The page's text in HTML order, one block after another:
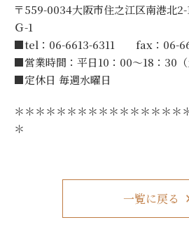
〒559-0034大阪市住之江区南港北
Ｇ-1
■tel：06-6613-6311 fax：06-
■営業時間：平日10：00～18：30（
■定休日 毎週水曜日
＊＊＊＊＊＊＊＊＊＊＊＊＊＊＊＊
＊
一覧に戻る